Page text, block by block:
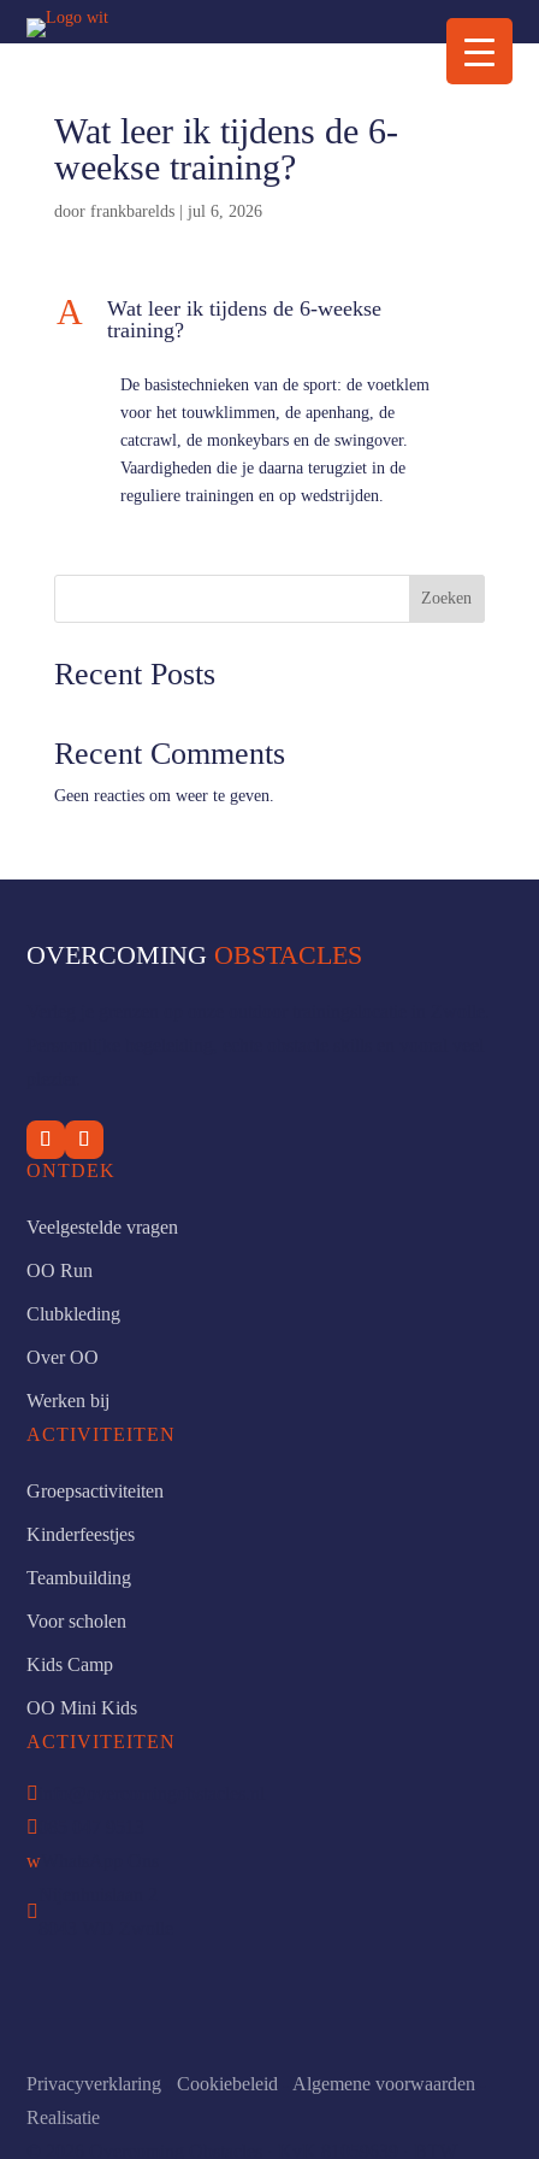
Wat leer ik tijdens de 6-
weekse training?
door frankbarelds| jul 6, 2026
A
Wat leer ik tijdens de 6-weekse
training?
De basistechnieken van de sport: de voetklem
voor het touwklimmen, de apenhang, de
catcrawl, de monkeybars en de swingover.
Vaardigheden die je daarna terugziet in de
reguliere trainingen en op wedstrijden.
Zoeken
Recent Posts
Recent Comments
Geen reacties om weer te geven.
OVERCOMING OBSTACLES
ONTDEK
Veelgestelde vragen
OO Run
Clubkleding
Over OO
Werken bij
ACTIVITEITEN
Groepsactiviteiten
Kinderfeestjes
Teambuilding
Voor scholen
Kids Camp
OO Mini Kids
ACTIVITEITEN


w

Privacyverklaring -Cookiebeleid Algemene voorwaarden
Realisatie